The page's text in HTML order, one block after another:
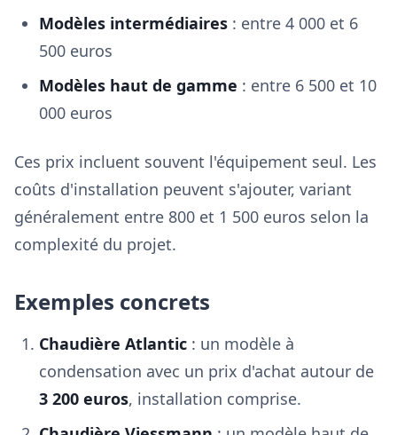
Modèles intermédiaires : entre 4 000 et 6
500 euros
Modèles haut de gamme : entre 6 500 et 10
000 euros
Ces prix incluent souvent l'équipement seul. Les
coûts d'installation peuvent s'ajouter, variant
généralement entre 800 et 1 500 euros selon la
complexité du projet.
Exemples concrets
Chaudière Atlantic : un modèle à
condensation avec un prix d'achat autour de
3 200 euros, installation comprise.